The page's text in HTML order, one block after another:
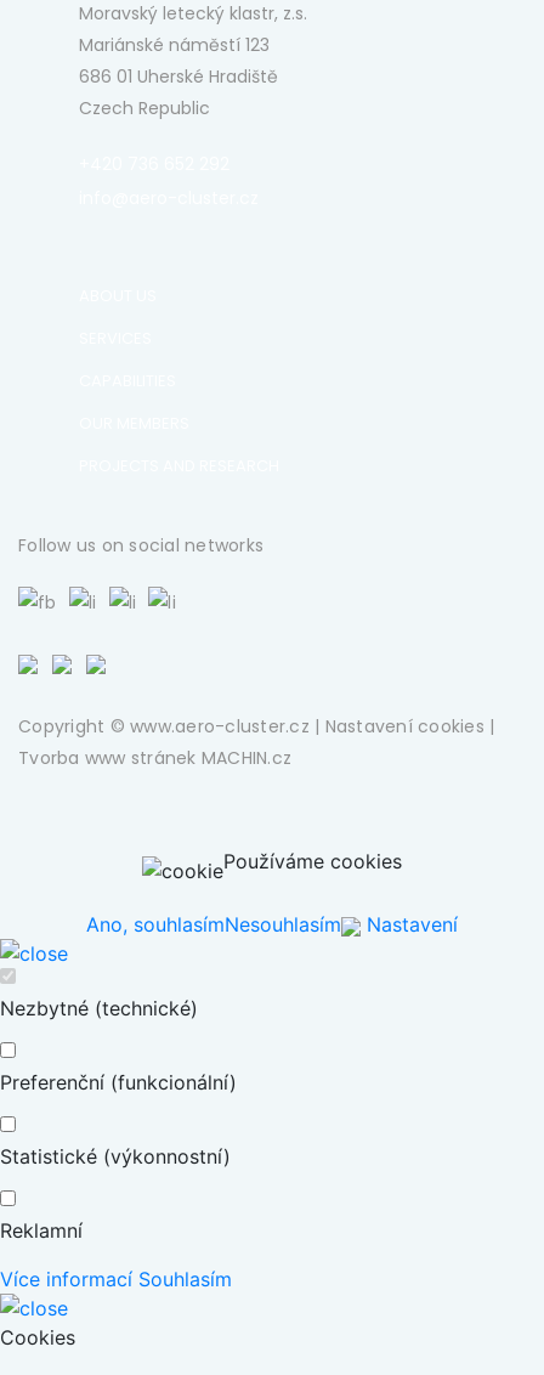
Moravský letecký klastr, z.s.
Mariánské náměstí 123
686 01 Uherské Hradiště
Czech Republic
Follow us on social networks
Copyright © www.aero-cluster.cz | Nastavení cookies |
Tvorba www stránek MACHIN.cz
Používáme cookies
Ano, souhlasímNesouhlasím Nastavení
Nezbytné (technické)
Preferenční (funkcionální)
Statistické (výkonnostní)
Reklamní
Více informací Souhlasím
Cookies